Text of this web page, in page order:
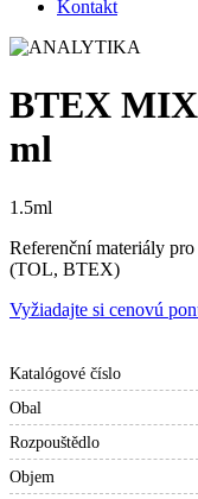
Kontakt
BTEX
ml
1.5ml
Referenční materiály
(TOL, BTEX)
Vyžiadajte si cenovú
Katalógové číslo
Obal
Rozpouštědlo
Objem